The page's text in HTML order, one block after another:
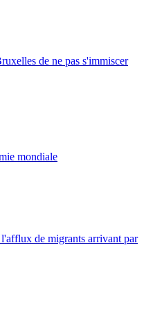
de ne pas s'immiscer
mondiale
l'afflux de migrants arrivant par